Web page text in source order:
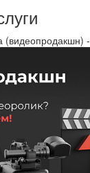
(видеопродакшн) -